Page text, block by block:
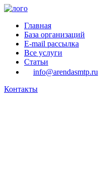
Главная
База организаций
E-mail рассылка
Все услуги
Статьи
info@arendasmtp.ru
Контакты